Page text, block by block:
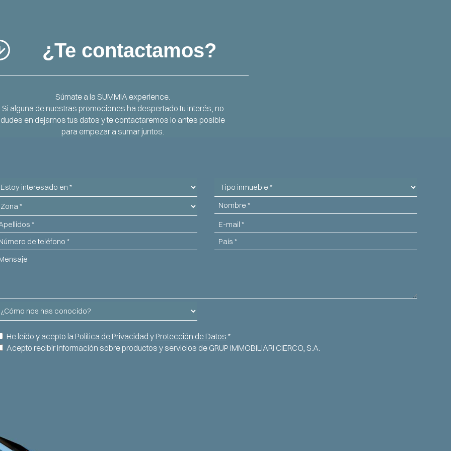
¿Te contactamos?
Súmate a la SUMMIA experience.
Si alguna de nuestras promociones ha despertado tu interés, no
dudes en dejarnos tus datos y te contactaremos lo antes posible
para empezar a sumar juntos.
Tipo
de
inmueble
Nombre
Email
País
He leído y acepto la Política de Privacidad y Protección de Datos *
Acepto recibir información sobre productos y servicios de GRUP IMMOBILIARI CIERCO, S.A.